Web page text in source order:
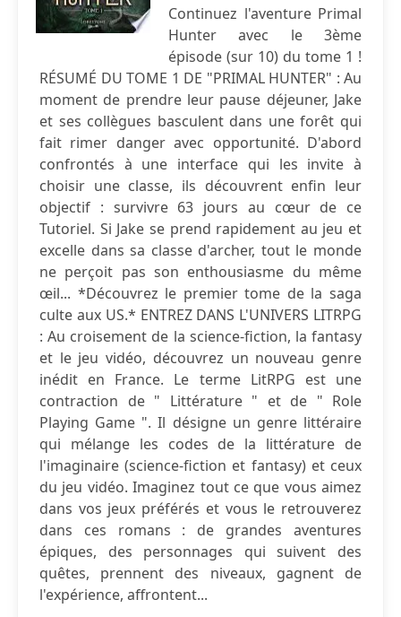
Continuez l'aventure Primal
Hunter avec le 3ème
épisode (sur 10) du tome 1 !
RÉSUMÉ DU TOME 1 DE "PRIMAL HUNTER" : Au
moment de prendre leur pause déjeuner, Jake
et ses collègues basculent dans une forêt qui
fait rimer danger avec opportunité. D'abord
confrontés à une interface qui les invite à
choisir une classe, ils découvrent enfin leur
objectif : survivre 63 jours au cœur de ce
Tutoriel. Si Jake se prend rapidement au jeu et
excelle dans sa classe d'archer, tout le monde
ne perçoit pas son enthousiasme du même
œil... *Découvrez le premier tome de la saga
culte aux US.* ENTREZ DANS L'UNIVERS LITRPG
: Au croisement de la science-fiction, la fantasy
et le jeu vidéo, découvrez un nouveau genre
inédit en France. Le terme LitRPG est une
contraction de " Littérature " et de " Role
Playing Game ". Il désigne un genre littéraire
qui mélange les codes de la littérature de
l'imaginaire (science-fiction et fantasy) et ceux
du jeu vidéo. Imaginez tout ce que vous aimez
dans vos jeux préférés et vous le retrouverez
dans ces romans : de grandes aventures
épiques, des personnages qui suivent des
quêtes, prennent des niveaux, gagnent de
l'expérience, affrontent...